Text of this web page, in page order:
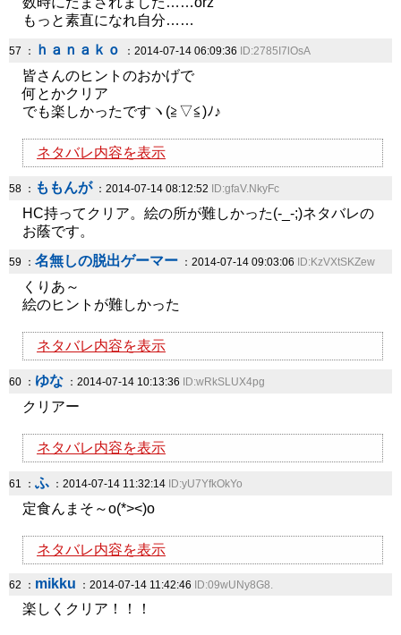
もっと素直になれ自分……
57 ： ｈａｎａｋｏ ：2014-07-14 06:09:36 ID:2785I7lOsA
皆さんのヒントのおかげで
何とかクリア
でも楽しかったですヽ(≧▽≦)ﾉ♪
ネタバレ内容を表示
58 ： ももんが：2014-07-14 08:12:52 ID:gfaV.NkyFc
HC持ってクリア。絵の所が難しかった(-_-;)ネタバレの
お蔭です。
59 ： 名無しの脱出ゲーマー ：2014-07-14 09:03:06 ID:KzVXtSKZew
くりあ～
絵のヒントが難しかった
ネタバレ内容を表示
60 ： ゆな ：2014-07-14 10:13:36 ID:wRkSLUX4pg
クリアー
ネタバレ内容を表示
61 ： ふ ：2014-07-14 11:32:14 ID:yU7YfkOkYo
定食んまそ～o(*><)o
ネタバレ内容を表示
62 ： mikku ：2014-07-14 11:42:46 ID:09wUNy8G8.
楽しくクリア！！！